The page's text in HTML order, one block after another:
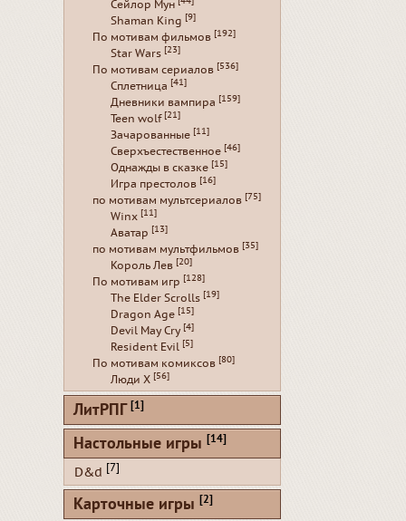
Сейлор Мун
Shaman King [9]
По мотивам фильмов [192]
Star Wars [23]
По мотивам сериалов [536]
Сплетница [41]
Дневники вампира [159]
Teen wolf [21]
Зачарованные [11]
Сверхъестественное [46]
Однажды в сказке [15]
Игра престолов [16]
по мотивам мультсериалов [75]
Winx [11]
Аватар [13]
по мотивам мультфильмов [35]
Король Лев [20]
По мотивам игр [128]
The Elder Scrolls [19]
Dragon Age [15]
Devil May Cry [4]
Resident Evil [5]
По мотивам комиксов [80]
Люди Х [56]
ЛитРПГ [1]
Настольные игры [14]
D&d [7]
Карточные игры [2]